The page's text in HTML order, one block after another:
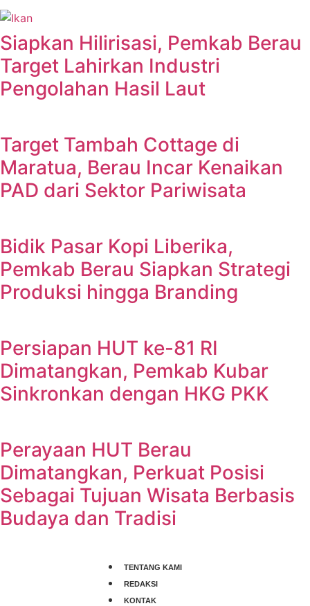
Siapkan Hilirisasi, Pemkab Berau
Target Lahirkan Industri
Pengolahan Hasil Laut
Target Tambah Cottage di
Maratua, Berau Incar Kenaikan
PAD dari Sektor Pariwisata
Bidik Pasar Kopi Liberika,
Pemkab Berau Siapkan Strategi
Produksi hingga Branding
Persiapan HUT ke-81 RI
Dimatangkan, Pemkab Kubar
Sinkronkan dengan HKG PKK
Perayaan HUT Berau
Dimatangkan, Perkuat Posisi
Sebagai Tujuan Wisata Berbasis
Budaya dan Tradisi
TENTANG KAMI
REDAKSI
KONTAK